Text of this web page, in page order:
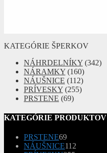
KATEGÓRIE ŠPERKOV
NÁHRDELNÍKY (342)
NÁRAMKY (160)
NÁUŠNICE (112)
PRÍVESKY (255)
PRSTENE (69)
KATEGÓRIE PRODUKTOV
PRSTENE6969
produktov
NÁUŠNICE112